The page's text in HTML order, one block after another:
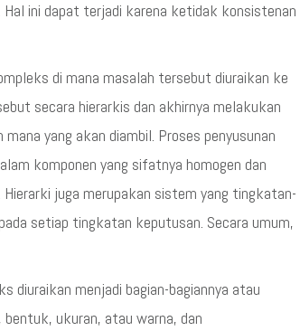
ini dapat terjadi karena ketidak konsistenan
di mana masalah tersebut diuraikan ke
secara hierarkis dan akhirnya melakukan
yang akan diambil. Proses penyusunan
komponen yang sifatnya homogen dan
juga merupakan sistem yang tingkatan-
setiap tingkatan keputusan. Secara umum,
diuraikan menjadi bagian-bagiannya atau
ukuran, atau warna, dan